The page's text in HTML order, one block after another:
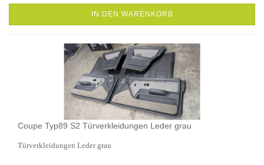
IN DEN WARENKORB
Coupe Typ89 S2 Türverkleidungen Leder grau
Türverkleidungen Leder grau